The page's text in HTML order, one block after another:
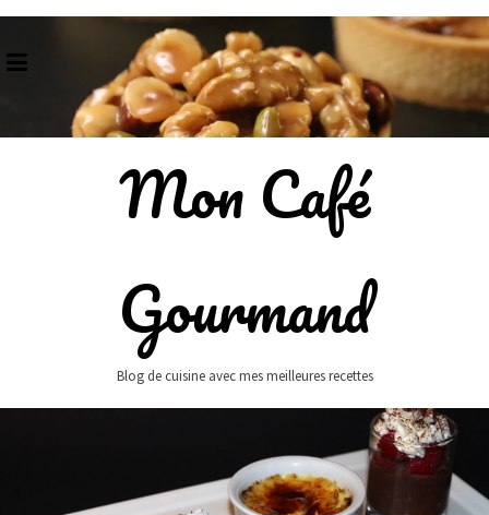
content
Mon Café
Gourmand
Blog de cuisine avec mes meilleures recettes